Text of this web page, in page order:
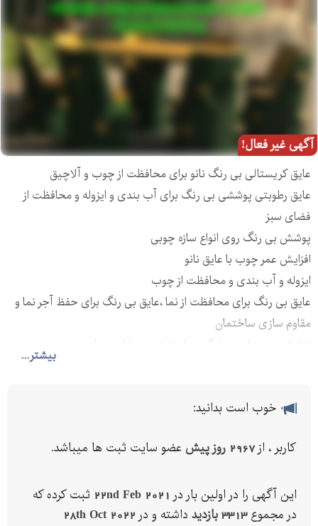
آگهی غیر فعال!
بیشتر...
عایق کریستالی بی رنگ نانو برای محافظت از چوب و آلاچیق
عایق رطوبتی پوششی بی رنگ برای آب بندی و ایزوله و محافظت از
فضای سبز
پوشش بی رنگ روی انواع سازه چوبی
افزایش عمر چوب با عایق نانو
ایزوله و آب بندی و محافظت از چوب
عایق بی رنگ برای محافظت از نما ،عایق بی رنگ برای حفظ آجر نما و
مقاوم سازی ساختمان
افزایش عمر سازه و جلوگیری از نفوذ نم و باران و رطوبت
خوب است بدانید:
کاربر ، از2967 روز پیش عضو سایت ثبت ها میباشد.
این آگهی را در اولین بار در 22nd Feb 2021 ثبت کرده که
در مجموع3313 بازدید داشته و در 28th Oct 2022